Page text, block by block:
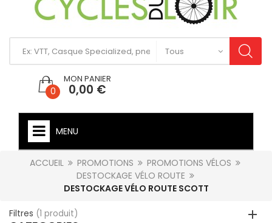
0
MON PANIER
0,00 €
MENU
ACCUEIL PROMOTIONS
PROMOTIONS VÉLOS
DESTOCKAGE VÉLO ROUTE
DESTOCKAGE VÉLO ROUTE SCOTT
Filtres (1 produit)